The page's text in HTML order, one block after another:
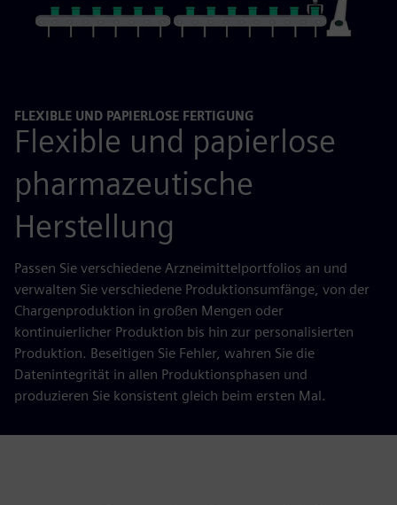
FLEXIBLE UND PAPIERLOSE FERTIGUNG
Flexible und papierlose
pharmazeutische
Herstellung
Passen Sie verschiedene Arzneimittelportfolios an und
verwalten Sie verschiedene Produktionsumfänge, von der
Chargenproduktion in großen Mengen oder
kontinuierlicher Produktion bis hin zur personalisierten
Produktion. Beseitigen Sie Fehler, wahren Sie die
Datenintegrität in allen Produktionsphasen und
produzieren Sie konsistent gleich beim ersten Mal.